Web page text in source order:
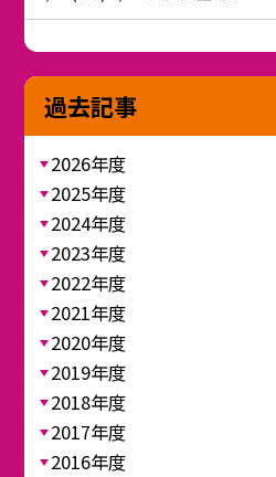
過去記事
2026年度
2025年度
2024年度
2023年度
2022年度
2021年度
2020年度
2019年度
2018年度
2017年度
2016年度